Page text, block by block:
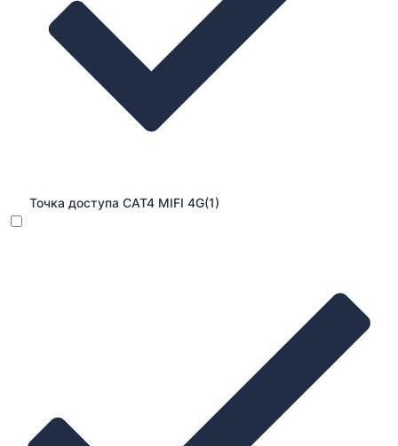
Точка доступа CAT4 MIFI 4G(1)